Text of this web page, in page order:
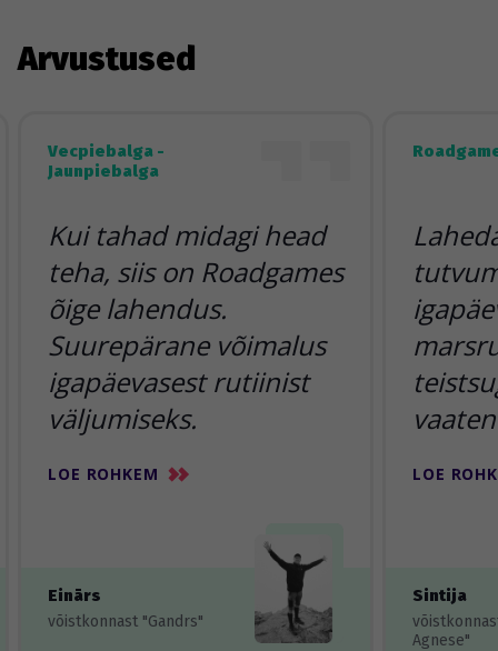
Arvustused
Vecpiebalga -
Jaunpiebalga
Kui tahad midagi head
teha, siis on Roadgames
õige lahendus.
Suurepärane võimalus
igapäevasest rutiinist
väljumiseks.
LOE ROHKEM
Einārs
võistkonnast "Gandrs"
LOE
Sintija
Agnese"